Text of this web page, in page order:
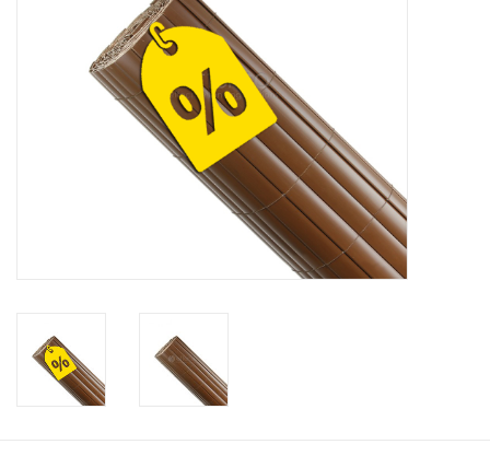
Documenten